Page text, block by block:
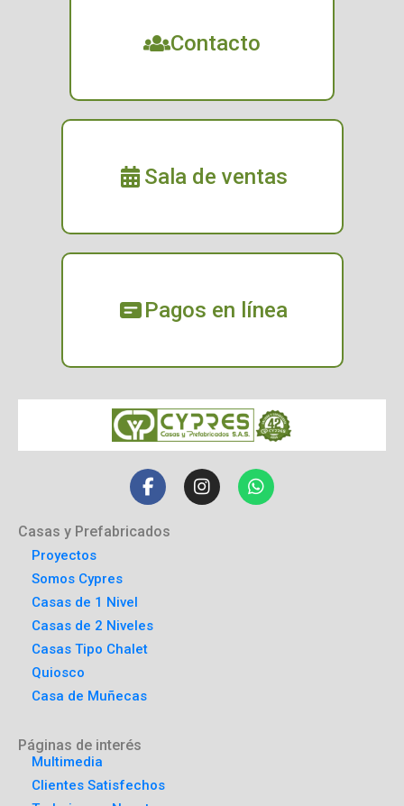
Contacto
Sala de ventas
Pagos en línea
Casas y Prefabricados
Proyectos
Somos Cypres
Casas de 1 Nivel
Casas de 2 Niveles
Casas Tipo Chalet
Quiosco
Casa de Muñecas
Páginas de interés
Multimedia
Clientes Satisfechos